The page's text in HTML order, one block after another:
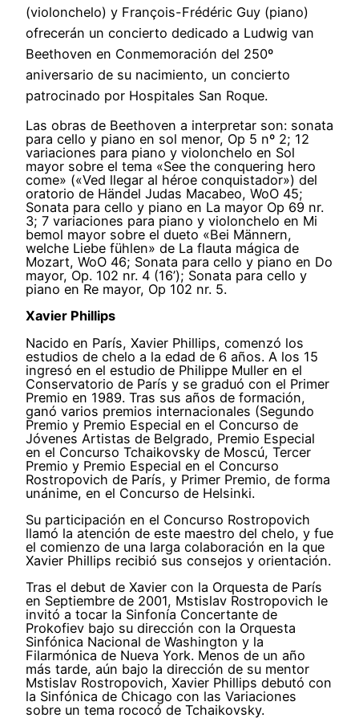
(violonchelo) y François-Frédéric Guy (piano)
ofrecerán un concierto dedicado a Ludwig van
Beethoven en Conmemoración del 250º
aniversario de su nacimiento, un concierto
patrocinado por Hospitales San Roque.
Las obras de Beethoven a interpretar son: sonata
para cello y piano en sol menor, Op 5 nº 2; 12
variaciones para piano y violonchelo en Sol
mayor sobre el tema «See the conquering hero
come» («Ved llegar al héroe conquistador») del
oratorio de Händel Judas Macabeo, WoO 45;
Sonata para cello y piano en La mayor Op 69 nr.
3; 7 variaciones para piano y violonchelo en Mi
bemol mayor sobre el dueto «Bei Männern,
welche Liebe fühlen» de La flauta mágica de
Mozart, WoO 46; Sonata para cello y piano en Do
mayor, Op. 102 nr. 4 (16’); Sonata para cello y
piano en Re mayor, Op 102 nr. 5.
Xavier Phillips
Nacido en París, Xavier Phillips, comenzó los
estudios de chelo a la edad de 6 años. A los 15
ingresó en el estudio de Philippe Muller en el
Conservatorio de París y se graduó con el Primer
Premio en 1989. Tras sus años de formación,
ganó varios premios internacionales (Segundo
Premio y Premio Especial en el Concurso de
Jóvenes Artistas de Belgrado, Premio Especial
en el Concurso Tchaikovsky de Moscú, Tercer
Premio y Premio Especial en el Concurso
Rostropovich de París, y Primer Premio, de forma
unánime, en el Concurso de Helsinki.
Su participación en el Concurso Rostropovich
llamó la atención de este maestro del chelo, y fue
el comienzo de una larga colaboración en la que
Xavier Phillips recibió sus consejos y orientación.
Tras el debut de Xavier con la Orquesta de París
en Septiembre de 2001, Mstislav Rostropovich le
invitó a tocar la Sinfonía Concertante de
Prokofiev bajo su dirección con la Orquesta
Sinfónica Nacional de Washington y la
Filarmónica de Nueva York. Menos de un año
más tarde, aún bajo la dirección de su mentor
Mstislav Rostropovich, Xavier Phillips debutó con
la Sinfónica de Chicago con las Variaciones
sobre un tema rococó de Tchaikovsky.